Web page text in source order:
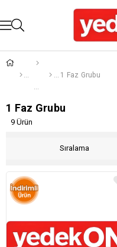
1 Faz Grubu
1 Faz Grubu
Sıralama
9 Ürün